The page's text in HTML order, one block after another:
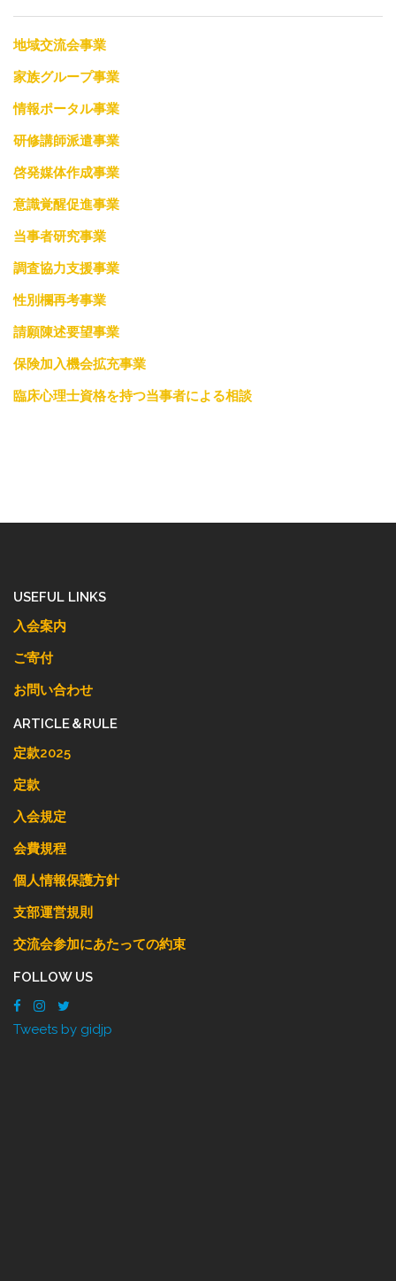
地域交流会事業
家族グループ事業
情報ポータル事業
研修講師派遣事業
啓発媒体作成事業
意識覚醒促進事業
当事者研究事業
調査協力支援事業
性別欄再考事業
請願陳述要望事業
保険加入機会拡充事業
臨床心理士資格を持つ当事者による相談
USEFUL LINKS
入会案内
ご寄付
お問い合わせ
ARTICLE＆RULE
定款2025
定款
入会規定
会費規程
個人情報保護方針
支部運営規則
交流会参加にあたっての約束
FOLLOW US
Tweets by gidjp